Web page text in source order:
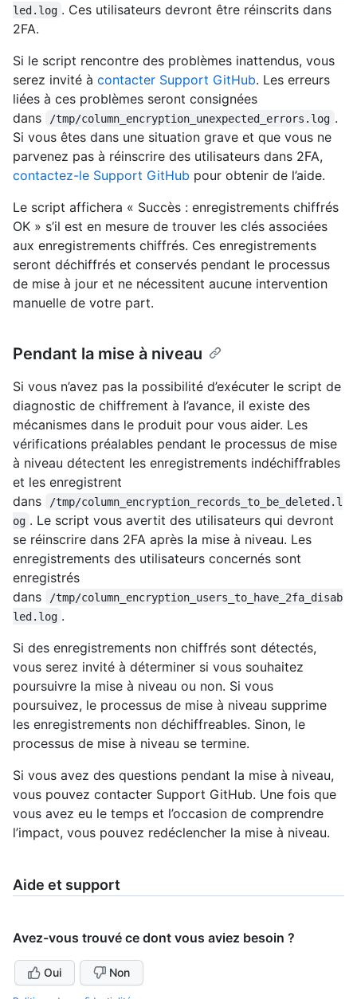
led.log . Ces utilisateurs devront être réinscrits dans
2FA.
Si le script rencontre des problèmes inattendus, vous
serez invité à contacter Support GitHub. Les erreurs
liées à ces problèmes seront consignées
dans
/tmp/column_encryption_unexpected_errors.log .
Si vous êtes dans une situation grave et que vous ne
parvenez pas à réinscrire des utilisateurs dans 2FA,
contactez-le Support GitHub pour obtenir de l’aide.
Le script affichera « Succès : enregistrements chiffrés
OK » s’il est en mesure de trouver les clés associées
aux enregistrements chiffrés. Ces enregistrements
seront déchiffrés et conservés pendant le processus
de mise à jour et ne nécessitent aucune intervention
manuelle de votre part.
Pendant la mise à niveau
Si vous n’avez pas la possibilité d’exécuter le script de
diagnostic de chiffrement à l’avance, il existe des
mécanismes dans le produit pour vous aider. Les
vérifications préalables pendant le processus de mise
à niveau détectent les enregistrements indéchiffrables
et les enregistrent
dans
/tmp/column_encryption_records_to_be_deleted.l
og . Le script vous avertit des utilisateurs qui devront
se réinscrire dans 2FA après la mise à niveau. Les
enregistrements des utilisateurs concernés sont
enregistrés
dans
/tmp/column_encryption_users_to_have_2fa_disab
led.log .
Si des enregistrements non chiffrés sont détectés,
vous serez invité à déterminer si vous souhaitez
poursuivre la mise à niveau ou non. Si vous
poursuivez, le processus de mise à niveau supprime
les enregistrements non déchiffreables. Sinon, le
processus de mise à niveau se termine.
Si vous avez des questions pendant la mise à niveau,
vous pouvez contacter Support GitHub. Une fois que
vous avez eu le temps et l’occasion de comprendre
l’impact, vous pouvez redéclencher la mise à niveau.
Aide et support
Avez-vous trouvé ce dont vous aviez besoin ?
Oui Non